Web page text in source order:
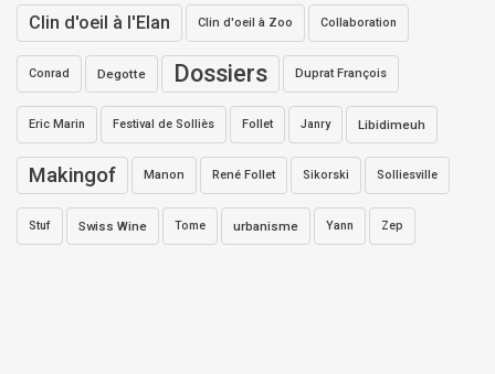
Clin d'oeil à l'Elan Clin d'oeil à Zoo Collaboration
Conrad Degotte Dossiers Duprat François
Eric Marin Festival de Solliès Follet Janry Libidimeuh
Makingof Manon René Follet Sikorski Solliesville
Stuf Swiss Wine Tome urbanisme Yann Zep